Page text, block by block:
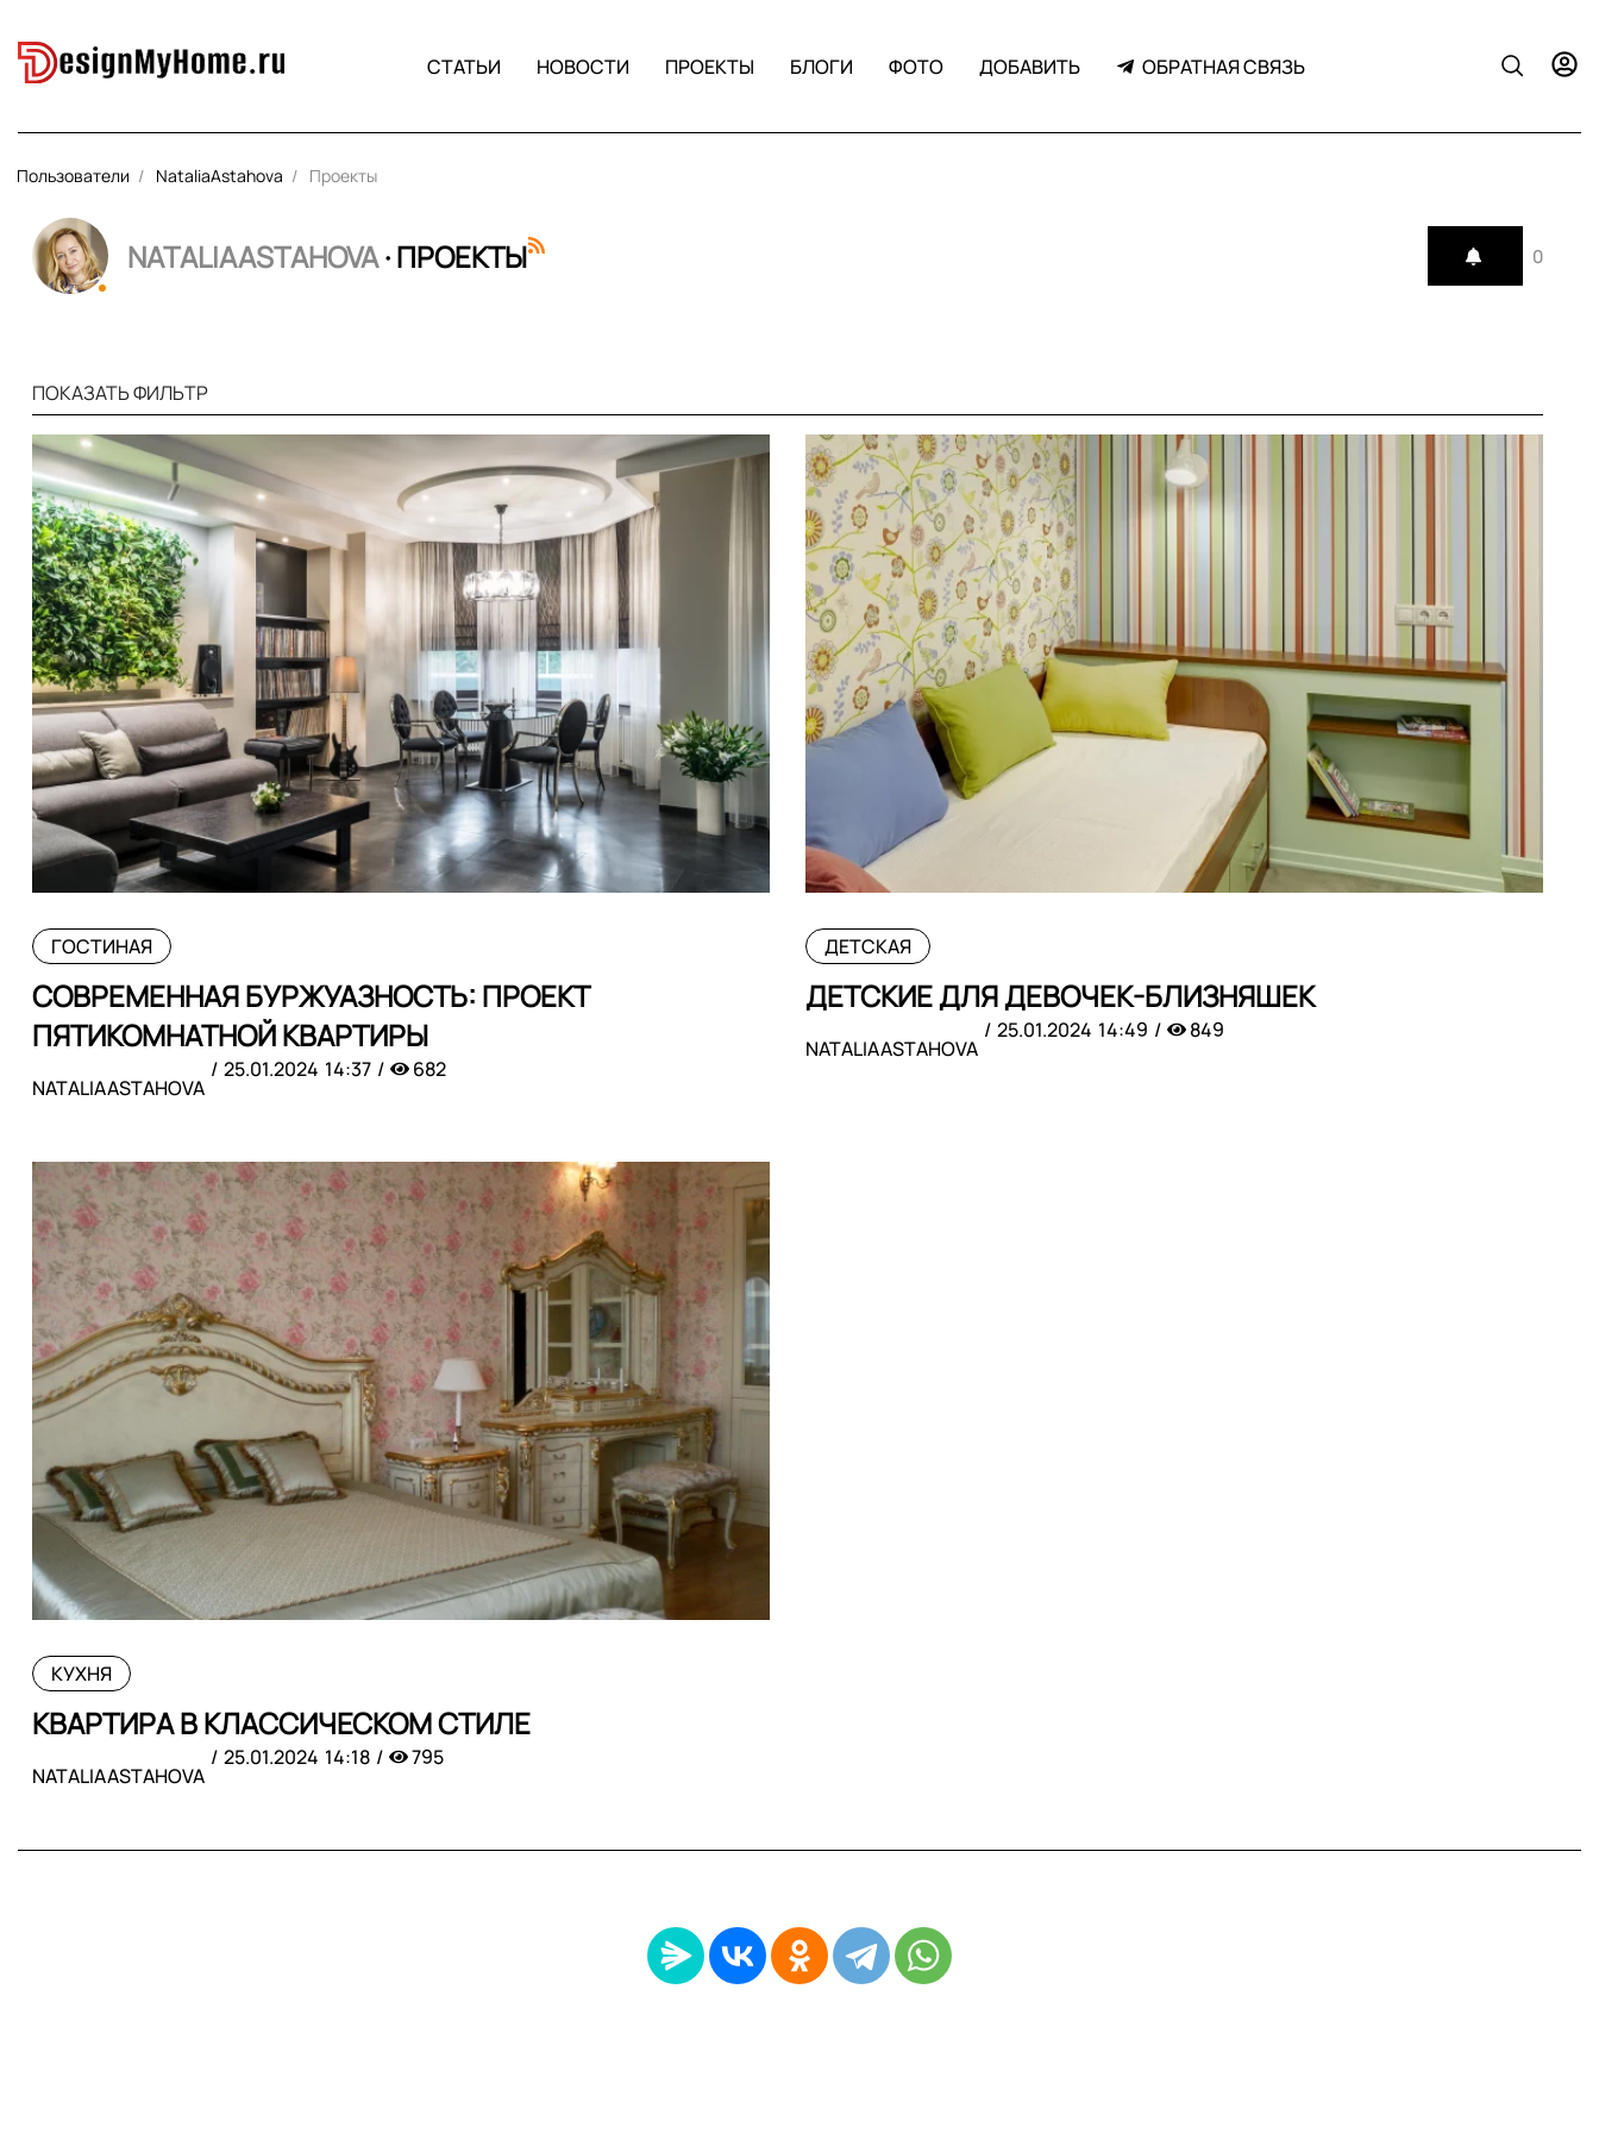
СТАТЬИ НОВОСТИ ПРОЕКТЫ БЛОГИ ФОТО ДОБАВИТЬ ОБРАТНАЯ СВЯЗЬ
Пользователи NataliaAstahova Проекты
NATALIAASTAHOVA· ПРОЕКТЫ 0
ПОКАЗАТЬ ФИЛЬТР
ГОСТИНАЯ
СОВРЕМЕННАЯ БУРЖУАЗНОСТЬ: ПРОЕКТ
ПЯТИКОМНАТНОЙ КВАРТИРЫ
NATALIAASTAHOVA
25.01.2024 14:37 682
ДЕТСКАЯ
ДЕТСКИЕ ДЛЯ ДЕВОЧЕК-БЛИЗНЯШЕК
NATALIAASTAHOVA
25.01.2024 14:49 849
КУХНЯ
КВАРТИРА В КЛАССИЧЕСКОМ СТИЛЕ
NATALIAASTAHOVA
25.01.2024 14:18 795